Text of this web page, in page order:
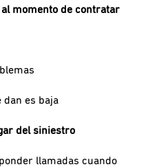
momento de contratar
dan es baja
del siniestro
llamadas cuando